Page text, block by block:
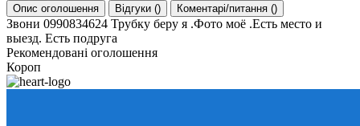
Опис оголошення Відгуки () Коментарі/питання ()
Звони 0990834624 Трубку беру я .Фото моё .Есть место и
выезд. Есть подруга
Рекомендовані оголошення
Короп